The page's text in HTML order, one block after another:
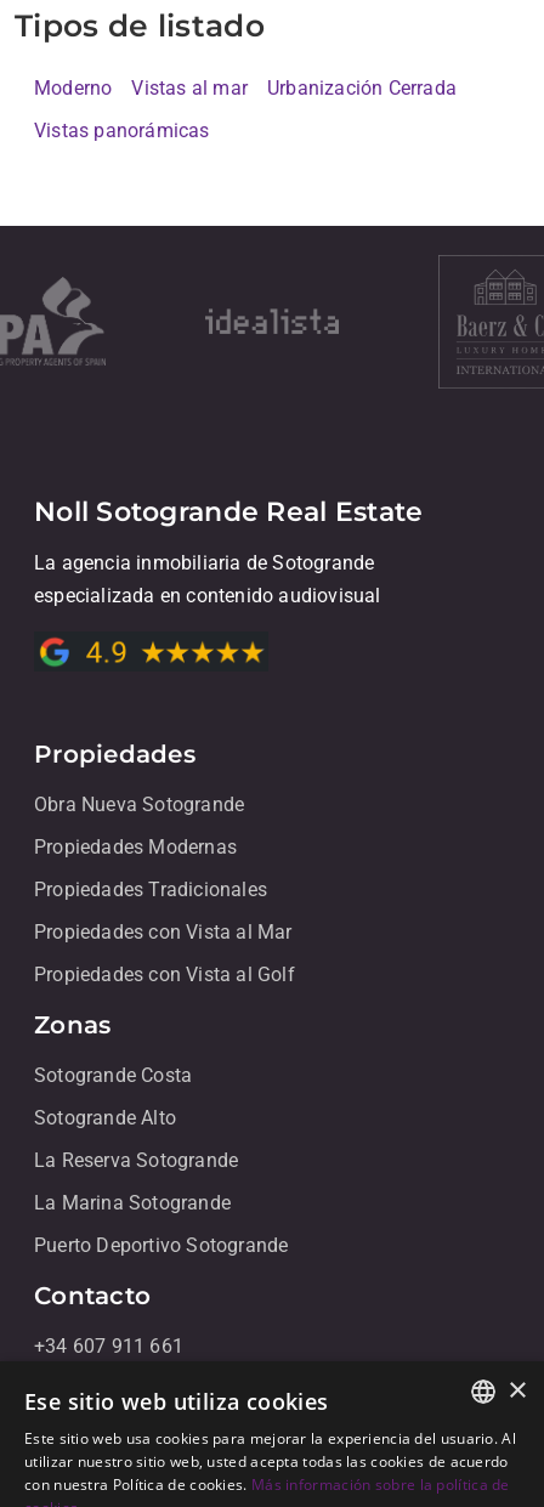
Tipos de listado
Moderno Vistas al mar
Urbanización Cerrada
Vistas panorámicas
Noll Sotogrande Real Estate
La agencia inmobiliaria de Sotogrande
especializada en contenido audiovisual
Propiedades
Obra Nueva Sotogrande
Propiedades Modernas
Propiedades Tradicionales
Propiedades con Vista al Mar
Propiedades con Vista al Golf
Zonas
Sotogrande Costa
Sotogrande Alto
La Reserva Sotogrande
La Marina Sotogrande
Puerto Deportivo Sotogrande
Contacto
+34 607 911 661
+34 856 091 709
info@noll-sotogrande.com
Contáctanos
ENGLISH
SPANISH
×
Ese sitio web utiliza cookies
Este sitio web usa cookies para mejorar la experiencia del usuario. Al
utilizar nuestro sitio web, usted acepta todas las cookies de acuerdo
con nuestra Política de cookies. Más información sobre la política de